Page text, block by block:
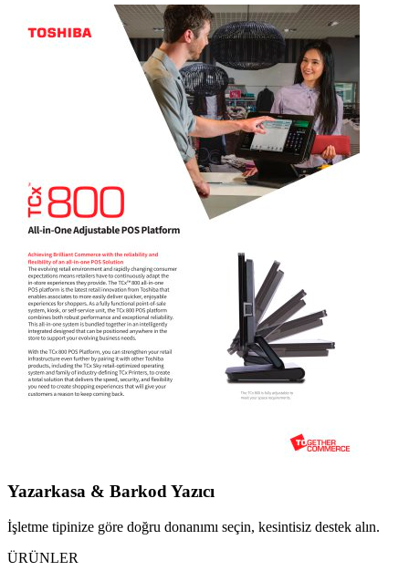
Yazarkasa & Barkod Yazıcı
İşletme tipinize göre doğru donanımı seçin, kesintisiz destek alın.
ÜRÜNLER